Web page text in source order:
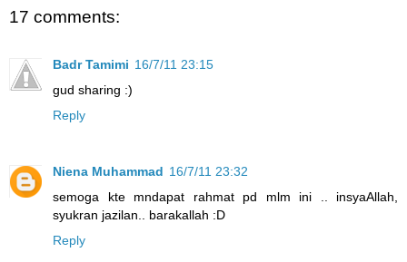
17 comments:
Badr Tamimi 16/7/11 23:15
gud sharing :)
Reply
Niena Muhammad 16/7/11 23:32
semoga kte mndapat rahmat pd mlm ini .. insyaAllah,
syukran jazilan.. barakallah :D
Reply